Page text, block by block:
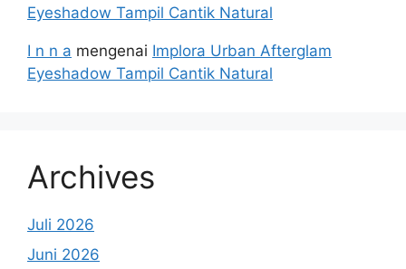
Eyeshadow Tampil Cantik Natural
I n n a mengenai Implora Urban Afterglam
Eyeshadow Tampil Cantik Natural
Archives
Juli 2026
Juni 2026